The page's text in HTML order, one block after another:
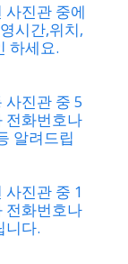
사진관 중에
시간,위치,
하세요.
사진관 중 5
전화번호나
알려드립
진관 중 1
전화번호나
니다.